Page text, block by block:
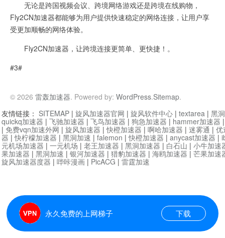
无论是跨国视频会议、跨境网络游戏还是跨境在线购物，
Fly2CN加速器都能够为用户提供快速稳定的网络连接，让用户享
受更加顺畅的网络体验。
Fly2CN加速器，让跨境连接更简单、更快捷！。
#3#
© 2026 雷轰加速器. Powered by: WordPress.Sitemap.
永久免费的上网梯子 下载
友情链接： SITEMAP | 旋风加速器官网 | 旋风软件中心 | textarea | 黑
quickq加速器 | 飞驰加速器 | 飞鸟加速器 | 狗急加速器 | hammer加速器
| 免费vqn加速外网 | 旋风加速器 |快橙加速器 | 啊哈加速器 | 迷雾通 | 优
器 |快柠檬加速器 | 黑洞加速 | falemon |快橙加速器 | anycast加速器 |
元机场加速器 | 一元机场 | 老王加速器 | 黑洞加速器 | 白石山 | 小牛加速
果加速器 | 黑洞加速 | 银河加速器 | 猎豹加速器 | 海鸥加速器 | 芒果加速
旋风加速器度器 | 哔咔漫画 | PicACG | 雷霆加速